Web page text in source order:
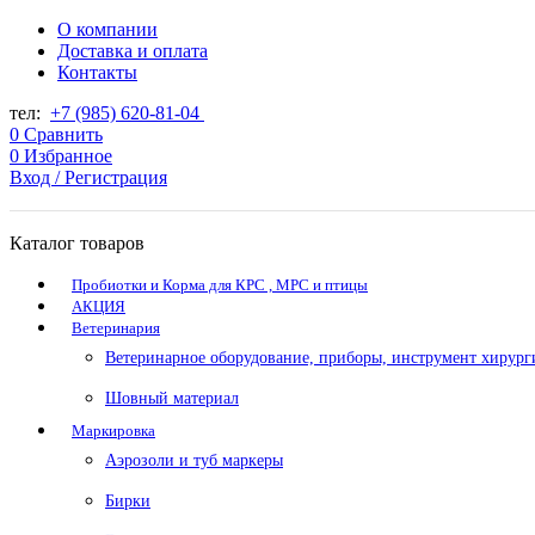
О компании
Доставка и оплата
Контакты
тел: +7 (985) 620-81-04
0 Сравнить
0 Избранное
Вход / Регистрация
Каталог товаров
Пробиотки и Корма для КРС , МРС и птицы
АКЦИЯ
Ветеринария
Ветеринарное оборудование, приборы, инструмент
Шовный материал
Маркировка
Аэрозоли и туб маркеры
Бирки